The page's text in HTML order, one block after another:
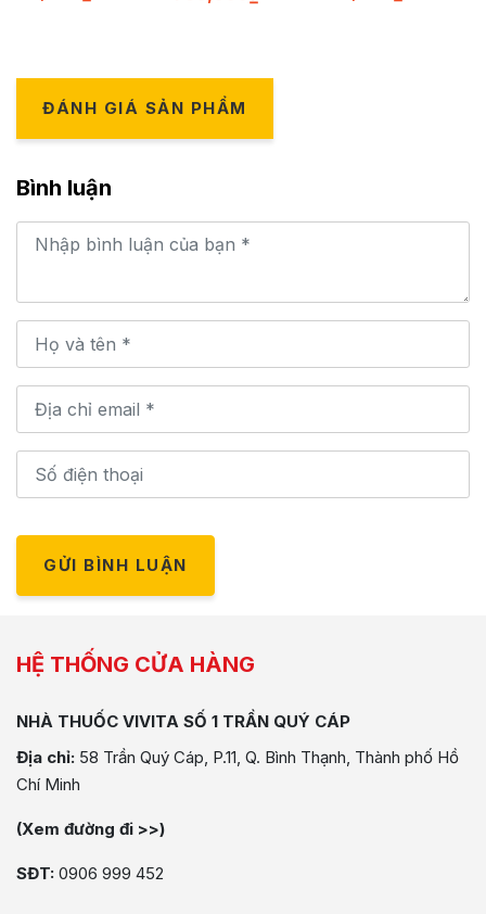
ĐÁNH GIÁ SẢN PHẨM
Bình luận
GỬI BÌNH LUẬN
HỆ THỐNG CỬA HÀNG
NHÀ THUỐC VIVITA SỐ 1 TRẦN QUÝ CÁP
Địa chỉ: 58 Trần Quý Cáp, P.11, Q. Bình Thạnh, Thành phố Hồ
Chí Minh
(Xem đường đi >>)
SĐT: 0906 999 452